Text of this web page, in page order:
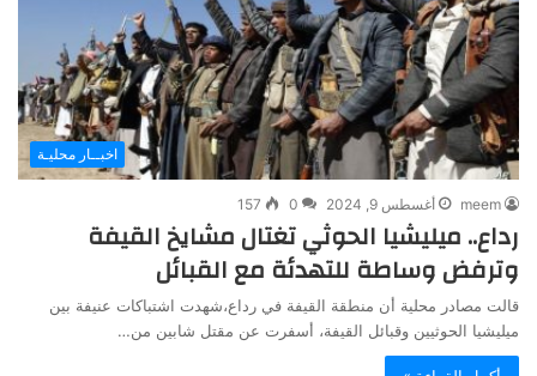
اخبــار محليـة
meem أغسطس 9, 2024 0
157
رداع.. ميليشيا الحوثي تغتال مشايخ القيفة
وترفض وساطة للتهدئة مع القبائل
قالت مصادر محلية أن منطقة القيفة في رداع،شهدت اشتباكات عنيفة بين
ميليشيا الحوثيين وقبائل القيفة، أسفرت عن مقتل شابين من…